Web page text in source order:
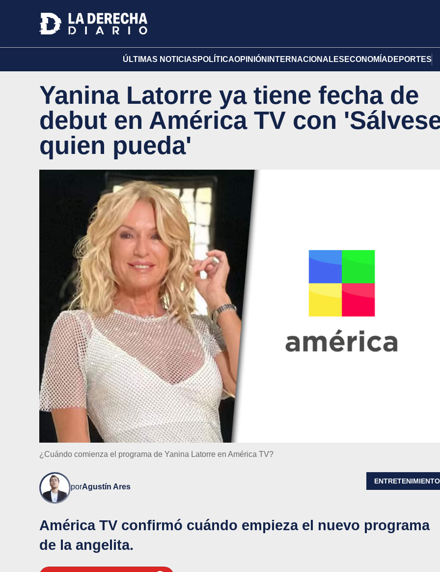
ÚLTIMAS NOTICIAS POLÍTICAOPINIÓN INTERNACIONALES ECONOMÍA DEPORTES
Yanina Latorre ya tiene fecha de
debut en América TV con
quien pueda'
¿Cuándo comienza el programa de Yanina Latorre en América TV?
porAgustín Ares
ENTRETENIMIENTO
América TV confirmó cuándo empieza el nuevo programa
de la angelita.